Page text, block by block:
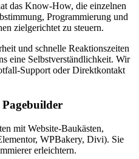
das Know-How, die einzelnen
Programmierung und
zielgerichtet zu steuern.
und schnelle Reaktionszeiten
eine Selbstverständlichkeit. Wir
Support oder Direktkontakt
mit Website-Baukästen,
WPBakery, Divi). Sie
erleichtern.